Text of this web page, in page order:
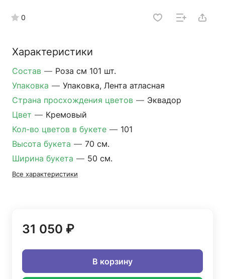
0
Характеристики
Состав — Роза см 101 шт.
Упаковка — Упаковка, Лента атласная
Страна просхождения цветов — Эквадор
Цвет — Кремовый
Кол-во цветов в букете — 101
Высота букета — 70 см.
Ширина букета — 50 см.
Все характеристики
31 050 ₽
В корзину